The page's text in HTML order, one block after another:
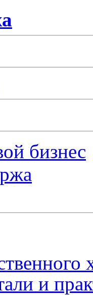
бизнес
и